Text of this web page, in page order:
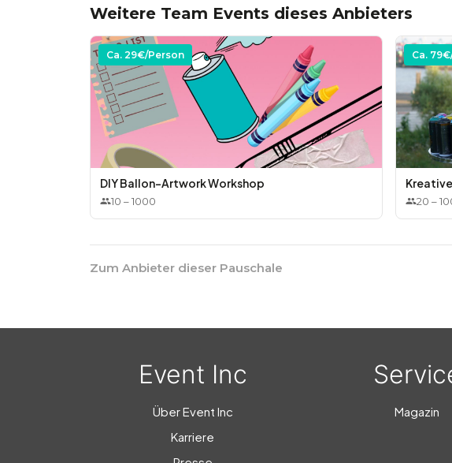
Weitere Team Events dieses Anbieters
Ca. 29€/Person
DIY Ballon-Artwork Workshop
10 –1000
Ca. 79
20 –
Zum Anbieter dieser Pauschale
Event Inc
Über Event Inc
Karriere
Magazin